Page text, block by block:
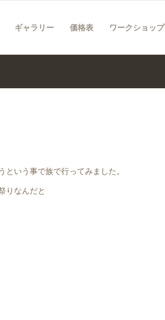
ギャラリー 価格表 ワークショップ
いう事で族で行ってみました。
りなんだと